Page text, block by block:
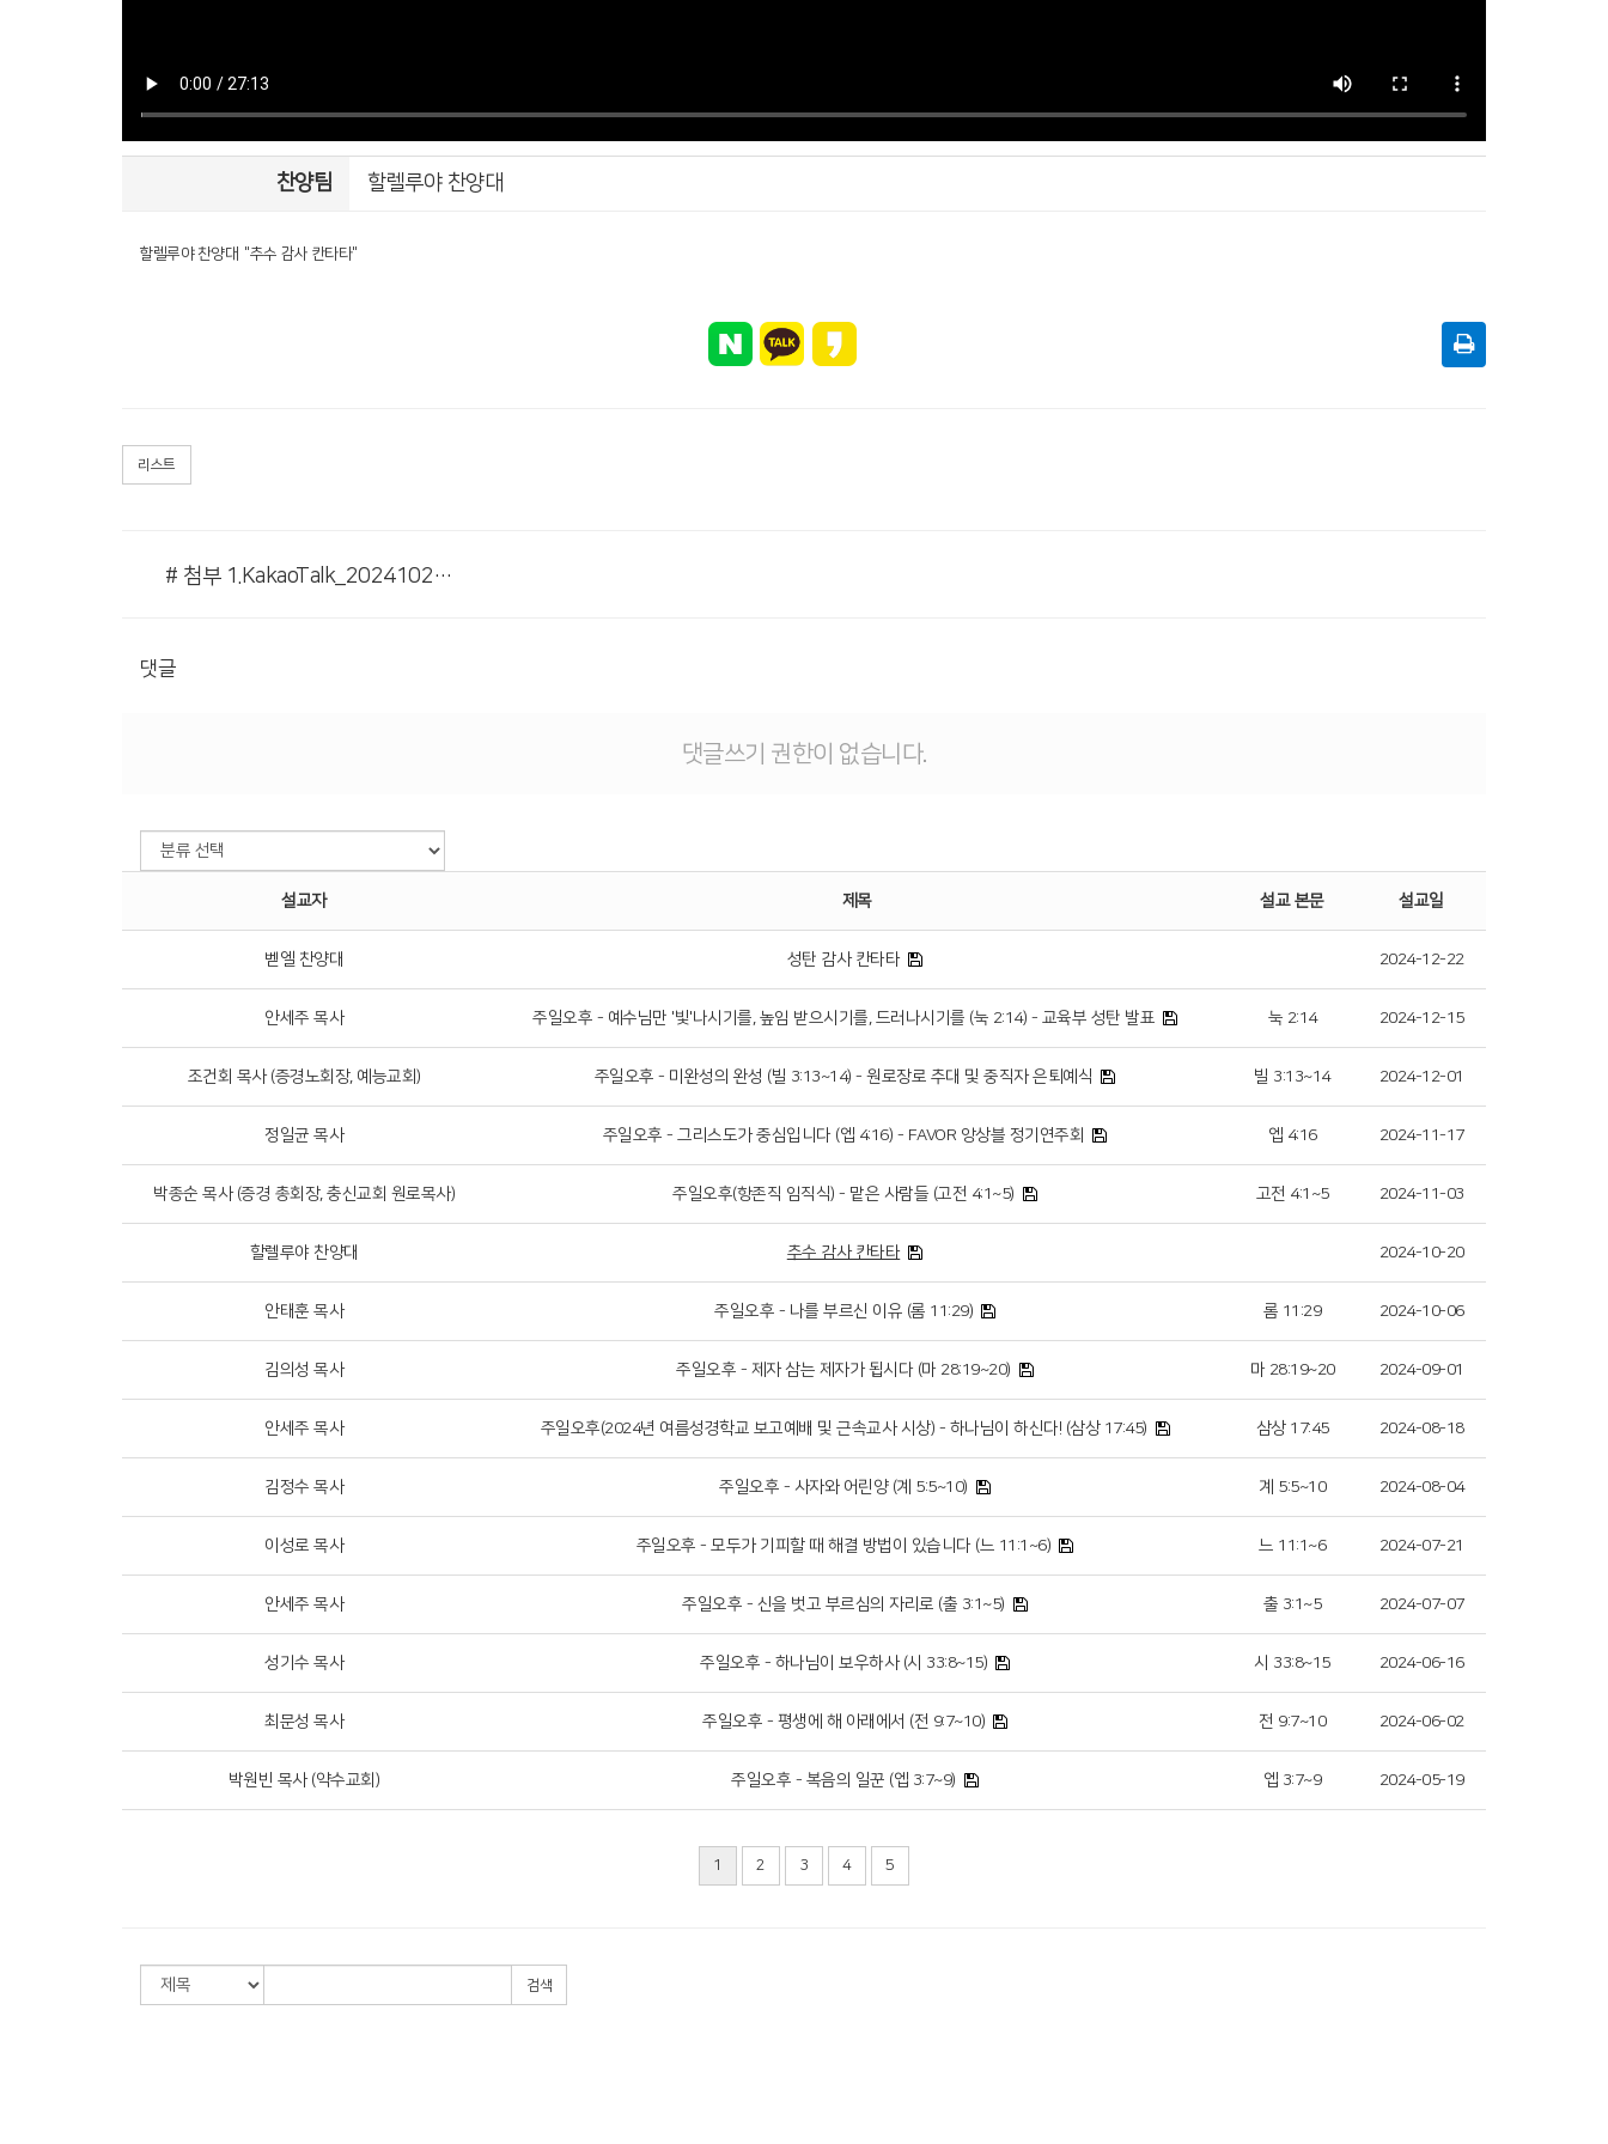
찬양팀 할렐루야 찬양대
할렐루야 찬양대 "추수 감사 칸타타"
리스트
# 첨부 1.KakaoTalk_20241020_052656507.jpg
댓글
댓글쓰기 권한이 없습니다.
설교자 제목 설교 본문 설교일
벧엘 찬양대 성탄 감사 칸타타 2024-12-22
안세주 목사 주일오후 - 예수님만 '빛'나시기를, 높임 받으시기를, 드러나시기를 (눅 2:14) - 교육부 성탄 발표 눅 2:14 2024-12-15
조건회 목사 (증경노회장, 예능교회) 주일오후 - 미완성의 완성 (빌 3:13~14) - 원로장로 추대 및 중직자 은퇴예식 빌 3:13~14 2024-12-01
정일균 목사 주일오후 - 그리스도가 중심입니다 (엡 4:16) - FAVOR 앙상블 정기연주회 엡 4:16 2024-11-17
박종순 목사 (증경 총회장, 충신교회 원로목사) 주일오후(항존직 임직식) - 맡은 사람들 (고전 4:1~5) 고전 4:1~5 2024-11-03
할렐루야 찬양대 추수 감사 칸타타 2024-10-20
안태훈 목사 주일오후 - 나를 부르신 이유 (롬 11:29) 롬 11:29 2024-10-06
김의성 목사 주일오후 - 제자 삼는 제자가 됩시다 (마 28:19~20) 마 28:19~20 2024-09-01
안세주 목사 주일오후(2024년 여름성경학교 보고예배 및 근속교사 시상) - 하나님이 하신다! (삼상 17:45) 삼상 17:45 2024-08-18
김정수 목사 주일오후 - 사자와 어린양 (계 5:5~10) 계 5:5~10 2024-08-04
이성로 목사 주일오후 - 모두가 기피할 때 해결 방법이 있습니다 (느 11:1~6) 느 11:1~6 2024-07-21
안세주 목사 주일오후 - 신을 벗고 부르심의 자리로 (출 3:1~5) 출 3:1~5 2024-07-07
성기수 목사 주일오후 - 하나님이 보우하사 (시 33:8~15) 시 33:8~15 2024-06-16
최문성 목사 주일오후 - 평생에 해 아래에서 (전 9:7~10) 전 9:7~10 2024-06-02
박원빈 목사 (약수교회) 주일오후 - 복음의 일꾼 (엡 3:7~9) 엡 3:7~9 2024-05-19
1 2 3 4 5
검색